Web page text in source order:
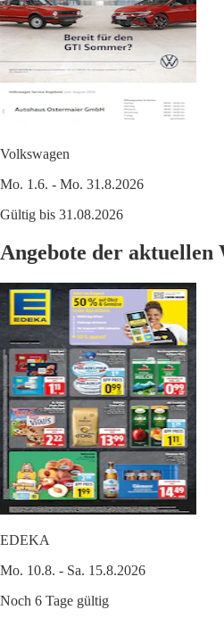
Volkswagen
Mo. 1.6. - Mo. 31.8.2026
Gültig bis 31.08.2026
Angebote der aktuellen
EDEKA
Mo. 10.8. - Sa. 15.8.2026
Noch 6 Tage gültig